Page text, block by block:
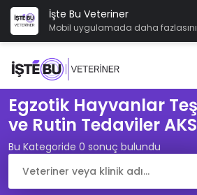
İşte Bu Veteriner
Mobil uygulamada daha
Egzotik Hayvanlar
ve Rutin Tedaviler
Bu Kategoride 0 sonuç bulundu